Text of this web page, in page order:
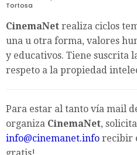
Tortosa
CinemaNet realiza ciclos
una u otra forma, valores
y educativos. Tiene suscrita
respeto a la propiedad
Para estar al tanto vía mail
organiza CinemaNet,
info@cinemanet.info recibir